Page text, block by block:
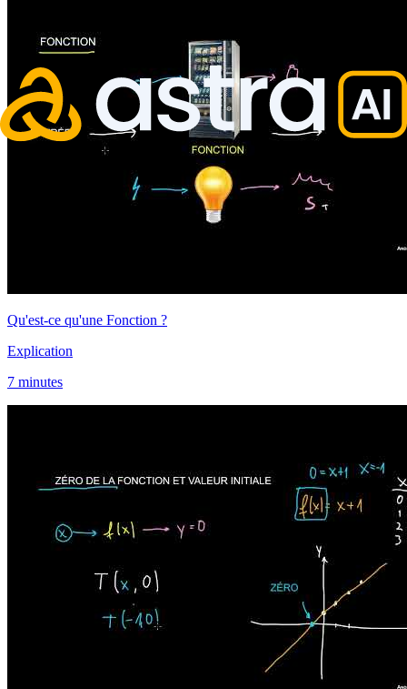
Qu'est-ce qu'une Fonction ?
Explication
7 minutes